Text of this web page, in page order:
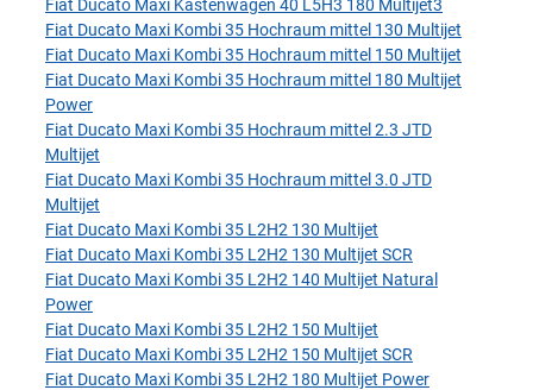
Fiat Ducato Maxi Kastenwagen 40 L5H3 180 Multijet3
Fiat Ducato Maxi Kombi 35 Hochraum mittel 130 Multijet
Fiat Ducato Maxi Kombi 35 Hochraum mittel 150 Multijet
Fiat Ducato Maxi Kombi 35 Hochraum mittel 180 Multijet
Power
Fiat Ducato Maxi Kombi 35 Hochraum mittel 2.3 JTD
Multijet
Fiat Ducato Maxi Kombi 35 Hochraum mittel 3.0 JTD
Multijet
Fiat Ducato Maxi Kombi 35 L2H2 130 Multijet
Fiat Ducato Maxi Kombi 35 L2H2 130 Multijet SCR
Fiat Ducato Maxi Kombi 35 L2H2 140 Multijet Natural
Power
Fiat Ducato Maxi Kombi 35 L2H2 150 Multijet
Fiat Ducato Maxi Kombi 35 L2H2 150 Multijet SCR
Fiat Ducato Maxi Kombi 35 L2H2 180 Multijet Power